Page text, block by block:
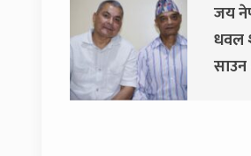
पार्टी खोल्दै
र दुर्गा प्रसाईं,
गते निर्वाचन